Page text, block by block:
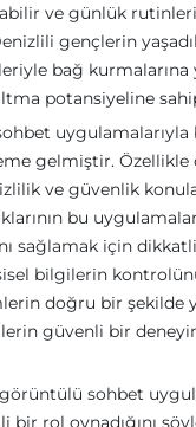
ve günlük
gençlerin
bağ kurmalarına
potansiyeline
uygulamalarıyla
gelmiştir. Özellikle
ve güvenlik
bu
sağlamak için
bilgilerin
doğru bir şekilde
güvenli bir
sohbet
bir rol oynadığını